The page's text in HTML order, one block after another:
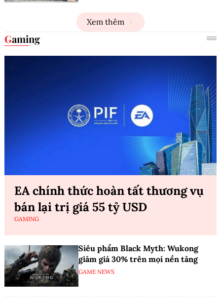
Xem thêm
Gaming
EA chính thức hoàn tất thương vụ
bán lại trị giá 55 tỷ USD
GAMING
Siêu phẩm Black Myth: Wukong
giảm giá 30% trên mọi nền tảng
GAME NEWS